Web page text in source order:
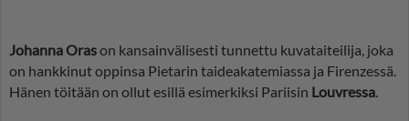
Johanna Orason kansainvälisesti tunnettu kuvataiteilija, joka
on hankkinut oppinsa Pietarin taideakatemiassa ja Firenzessä.
Hänen töitään on ollut esillä esimerkiksi Pariisin Louvressa.